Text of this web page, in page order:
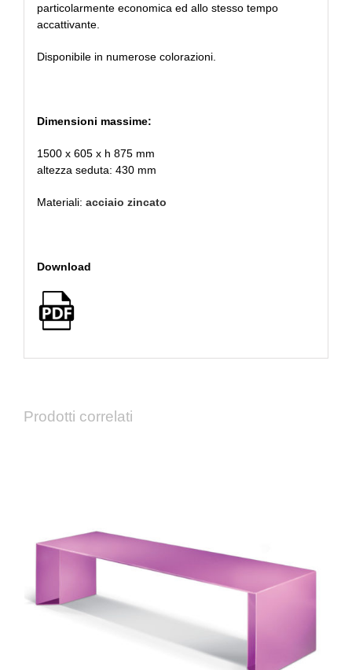
particolarmente economica ed allo stesso tempo
accattivante.
Disponibile in numerose colorazioni.
Dimensioni massime:
1500 x 605 x h 875 mm
altezza seduta: 430 mm
Materiali: acciaio zincato
Download
Prodotti correlati